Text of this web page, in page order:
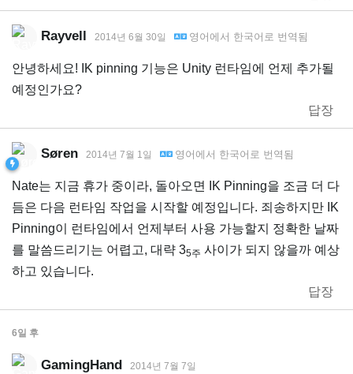
Rayvell 2014년 6월 30일 영어 에서 한국어 로 번역됨
안녕하세요! IK pinning 기능은 Unity 런타임에 언제 추가될
예정인가요?
답장
Søren 2014년 7월 1일 영어 에서 한국어 로 번역됨
Nate는 지금 휴가 중이라, 돌아오면 IK Pinning을 조금 더 다
듬은 다음 런타임 작업을 시작할 예정입니다. 죄송하지만 IK
Pinning이 런타임에서 언제부터 사용 가능할지 정확한 날짜
를 말씀드리기는 어렵고, 대략 35주 사이가 되지 않을까 예상
하고 있습니다.
답장
6일 후
GamingHand 2014년 7월 7일